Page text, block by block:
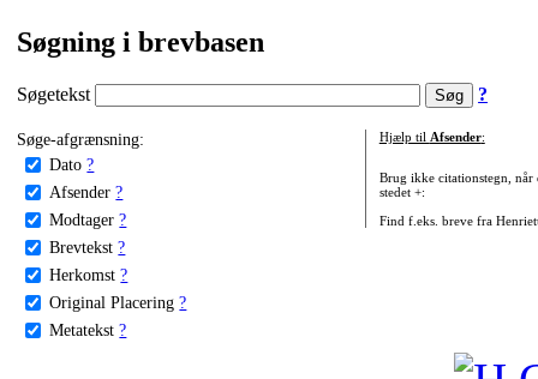
Søgning i brevbasen
Søgetekst ?
Søge-afgrænsning:
Dato ?
Afsender ?
Modtager ?
Brevtekst ?
Herkomst ?
Original Placering ?
Metatekst ?
Hjælp til Afsender:
Brug ikke citationstegn, når
stedet +:
Find f.eks. breve fra